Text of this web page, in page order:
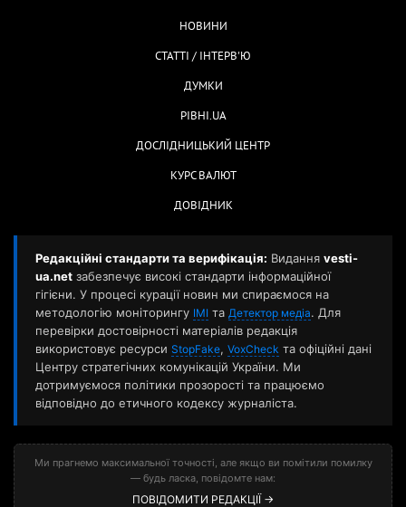
НОВИНИ
СТАТТІ / ІНТЕРВ'Ю
ДУМКИ
РІВНІ.UA
ДОСЛІДНИЦЬКИЙ ЦЕНТР
КУРС ВАЛЮТ
ДОВІДНИК
Редакційні стандарти та верифікація: Видання vesti-
ua.net забезпечує високі стандарти інформаційної
гігієни. У процесі курації новин ми спираємося на
методологію моніторингу ІМІ та Детектор медіа. Для
перевірки достовірності матеріалів редакція
використовує ресурси StopFake, VoxCheck та офіційні дані
Центру стратегічних комунікацій України. Ми
дотримуємося політики прозорості та працюємо
відповідно до етичного кодексу журналіста.
Ми прагнемо максимальної точності, але якщо ви помітили помилку
— будь ласка, повідомте нам:
ПОВІДОМИТИ РЕДАКЦІЇ →